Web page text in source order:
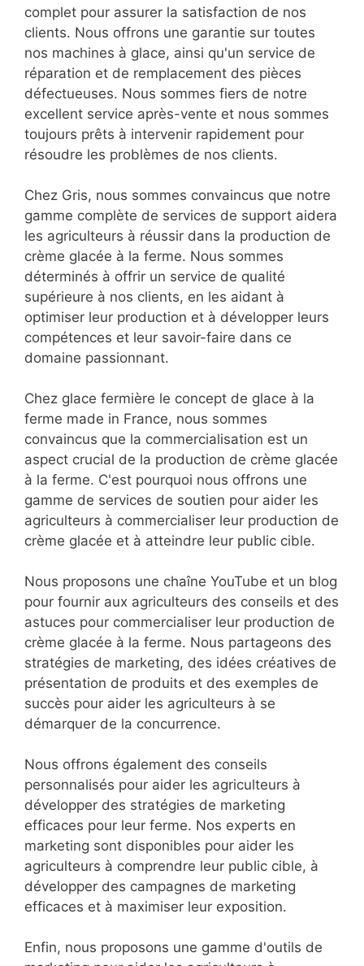
complet pour assurer la satisfaction de nos
clients. Nous offrons une garantie sur toutes
nos machines à glace, ainsi qu'un service de
réparation et de remplacement des pièces
défectueuses. Nous sommes fiers de notre
excellent service après-vente et nous sommes
toujours prêts à intervenir rapidement pour
résoudre les problèmes de nos clients.
Chez Gris, nous sommes convaincus que notre
gamme complète de services de support aidera
les agriculteurs à réussir dans la production de
crème glacée à la ferme. Nous sommes
déterminés à offrir un service de qualité
supérieure à nos clients, en les aidant à
optimiser leur production et à développer leurs
compétences et leur savoir-faire dans ce
domaine passionnant.
Chez glace fermière le concept de glace à la
ferme made in France, nous sommes
convaincus que la commercialisation est un
aspect crucial de la production de crème glacée
à la ferme. C'est pourquoi nous offrons une
gamme de services de soutien pour aider les
agriculteurs à commercialiser leur production de
crème glacée et à atteindre leur public cible.
Nous proposons une chaîne YouTube et un blog
pour fournir aux agriculteurs des conseils et des
astuces pour commercialiser leur production de
crème glacée à la ferme. Nous partageons des
stratégies de marketing, des idées créatives de
présentation de produits et des exemples de
succès pour aider les agriculteurs à se
démarquer de la concurrence.
Nous offrons également des conseils
personnalisés pour aider les agriculteurs à
développer des stratégies de marketing
efficaces pour leur ferme. Nos experts en
marketing sont disponibles pour aider les
agriculteurs à comprendre leur public cible, à
développer des campagnes de marketing
efficaces et à maximiser leur exposition.
Enfin, nous proposons une gamme d'outils de